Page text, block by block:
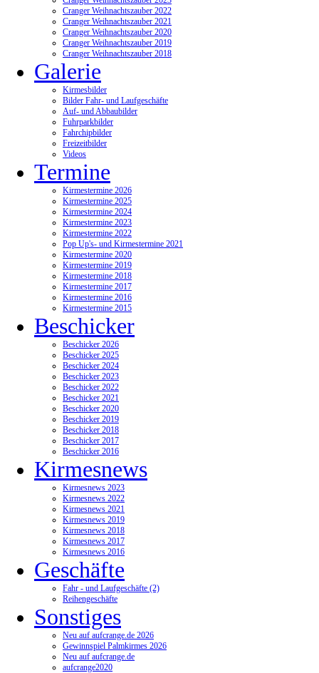
Cranger Weihnachtszauber 2022
Cranger Weihnachtszauber 2021
Cranger Weihnachtszauber 2020
Cranger Weihnachtszauber 2019
Cranger Weihnachtszauber 2018
Galerie
Kirmesbilder
Bilder Fahr- und Laufgeschäfte
Auf- und Abbaubilder
Fuhrparkbilder
Fahrchipbilder
Freizeitbilder
Videos
Termine
Kirmestermine 2026
Kirmestermine 2025
Kirmestermine 2024
Kirmestermine 2023
Kirmestermine 2022
Pop Up's- und Kirmestermine 2021
Kirmestermine 2020
Kirmestermine 2019
Kirmestermine 2018
Kirmestermine 2017
Kirmestermine 2016
Kirmestermine 2015
Beschicker
Beschicker 2026
Beschicker 2025
Beschicker 2024
Beschicker 2023
Beschicker 2022
Beschicker 2021
Beschicker 2020
Beschicker 2019
Beschicker 2018
Beschicker 2017
Beschicker 2016
Kirmesnews
Kirmesnews 2023
Kirmesnews 2022
Kirmesnews 2021
Kirmesnews 2019
Kirmesnews 2018
Kirmesnews 2017
Kirmesnews 2016
Geschäfte
Fahr - und Laufgeschäfte (2)
Reihengeschäfte
Sonstiges
Neu auf aufcrange.de 2026
Gewinnspiel Palmkirmes 2026
Neu auf aufcrange.de
aufcrange2020